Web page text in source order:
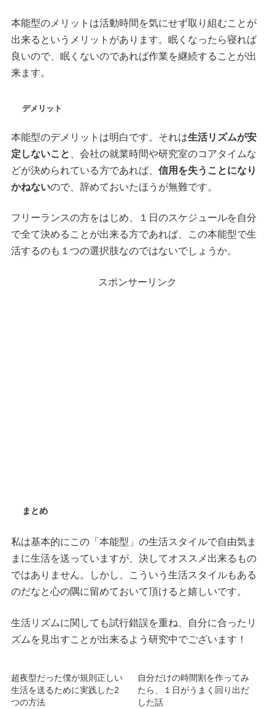
本能型のメリットは活動時間を気にせず取り組むことが
出来るというメリットがあります。眠くなったら寝れば
良いので、眠くないのであれば作業を継続することが出
来ます。
デメリット
本能型のデメリットは明白です。それは生活リズムが安
定しないこと
、会社の就業時間や研究室のコアタイムな
どが決められている方であれば、 信用を失うことになり
かねないので、辞めておいたほうが無難です。
フリーランスの方をはじめ、１日のスケジュールを自分
で全て決めることが出来る方であれば、この本能型で生
活するのも１つの選択肢なのではないでしょうか。
スポンサーリンク
まとめ
私は基本的にこの「本能型」の生活スタイルで自由気ま
まに生活を送っていますが、決してオススメ出来るもの
ではありません。しかし、こういう生活スタイルもある
のだなと心の隅に留めておいて頂けると嬉しいです。
生活リズムに関しても試行錯誤を重ね、自分に合ったリ
ズムを見出すことが出来るよう研究中でございます！
超夜型だった僕が規則正しい
生活を送るために実践した2
つの方法
自分だけの時間割を作ってみ
たら、１日がうまく回り出だ
した話